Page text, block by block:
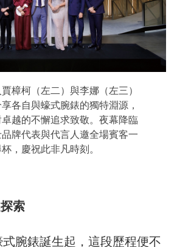
樟柯（左二）與李娜（左三）
各自與蠔式腕錶的獨特淵源，
越的不懈追求致敬。夜幕降臨
牌代表與代言人邀全場賓客一
，慶祝此非凡時刻。
索
腕錶誕生起，這段歷程便不